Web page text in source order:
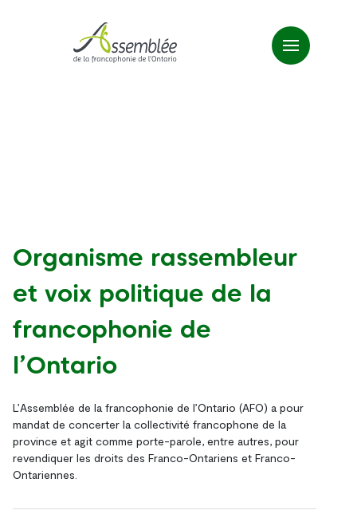
Organisme rassembleur
et voix politique de la
francophonie de
l’Ontario
L’Assemblée de la francophonie de l’Ontario (AFO) a pour
mandat de concerter la collectivité francophone de la
province et agit comme porte-parole, entre autres, pour
revendiquer les droits des Franco-Ontariens et Franco-
Ontariennes.